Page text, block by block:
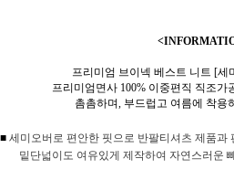
프리미엄 브이넥 베스트 니트 [세
프리미엄면사 100% 이중편직 직조가
촘촘하며, 부드럽고 여름에 착용
■ 세미오버로 편안한 핏으로 반팔티셔츠 제품과
밑단넓이도 여유있게 제작하여 자연스러운